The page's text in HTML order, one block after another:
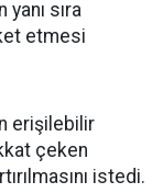
sıra
etmesi
erişilebilir
çeken
istedi.